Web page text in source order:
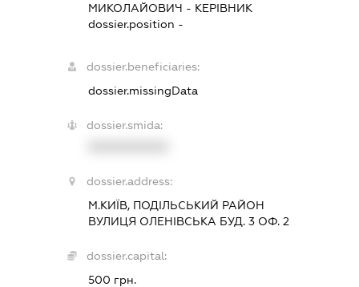
МИКОЛАЙОВИЧ - КЕРІВНИК
dossier.position -
dossier.beneficiaries:
dossier.missingData
dossier.smida:
dossier.address:
М.КИЇВ, ПОДІЛЬСЬКИЙ РАЙОН
ВУЛИЦЯ ОЛЕНІВСЬКА БУД. 3 ОФ. 2
dossier.capital:
500 грн.